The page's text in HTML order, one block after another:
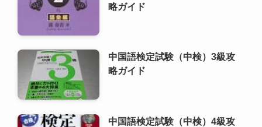
略ガイド
中国語検定試験（中検）3級攻
略ガイド
中国語検定試験（中検）4級攻